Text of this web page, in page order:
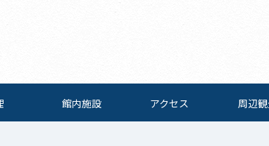
館内施設 アクセス 周辺